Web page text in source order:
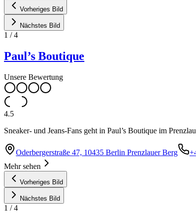
Vorheriges Bild
Nächstes Bild
1 /4
Paul’s Boutique
Unsere Bewertung
4.5
Sneaker- und Jeans-Fans geht in Paul’s Boutique im
Oderbergerstraße 47, 10435 Berlin Prenzlauer Berg
Mehr sehen
Vorheriges Bild
Nächstes Bild
1 /4